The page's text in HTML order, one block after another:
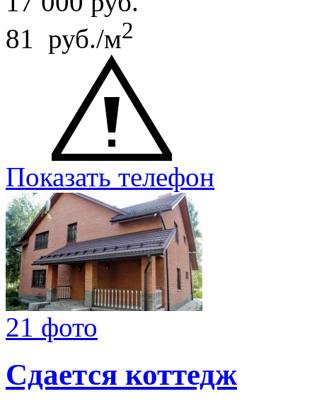
81 руб./м2
Показать телефон
21 фото
Сдается коттедж